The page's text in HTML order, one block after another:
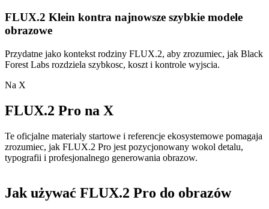
FLUX.2 Klein kontra najnowsze szybkie modele
obrazowe
Przydatne jako kontekst rodziny FLUX.2, aby zrozumiec, jak Black
Forest Labs rozdziela szybkosc, koszt i kontrole wyjscia.
Na X
FLUX.2 Pro na X
Te oficjalne materialy startowe i referencje ekosystemowe pomagaja
zrozumiec, jak FLUX.2 Pro jest pozycjonowany wokol detalu,
typografii i profesjonalnego generowania obrazow.
Jak używać FLUX.2 Pro do obrazów